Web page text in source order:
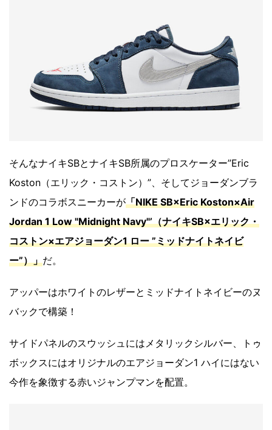
そんなナイキSBとナイキSB所属のプロスケーター”Eric
Koston（エリック・コストン）”、そしてジョーダンブラ
ンドのコラボスニーカーが「NIKE SB×Eric Koston×Air
Jordan 1 Low "Midnight Navy"’（ナイキSB×エリック・
コストン×エアジョーダン1 ロー ”ミッドナイトネイビ
ー”）」だ。
アッパーはホワイトのレザーとミッドナイトネイビーのヌ
バックで構築！
サイドパネルのスウッシュにはメタリックシルバー、トゥ
ボックスにはオリジナルのエアジョーダン1 ハイにはない
今作を象徴する赤いジャンプマンを配置。